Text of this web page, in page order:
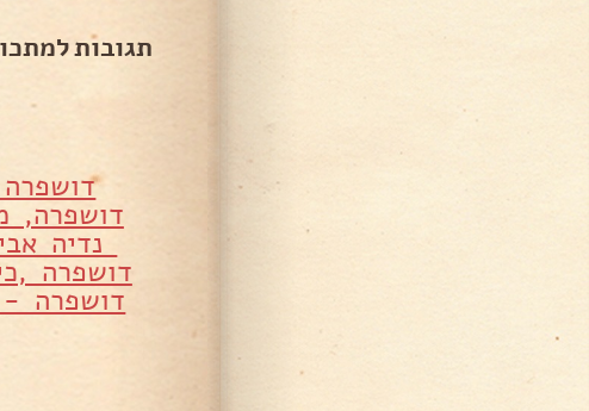
תגובות
דושפרה,
נדיה
דושפרה
דושפרה -